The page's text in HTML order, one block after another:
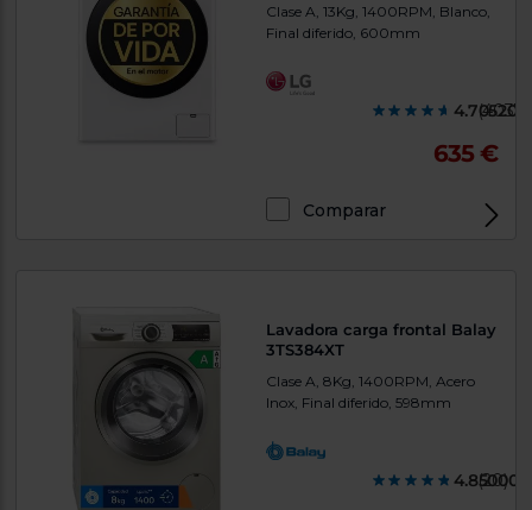
Clase A, 13Kg, 1400RPM, Blanco,
Final diferido, 600mm
(4037)
635 €
Comparar
Lavadora carga frontal Balay
3TS384XT
Clase A, 8Kg, 1400RPM, Acero
Inox, Final diferido, 598mm
(20)